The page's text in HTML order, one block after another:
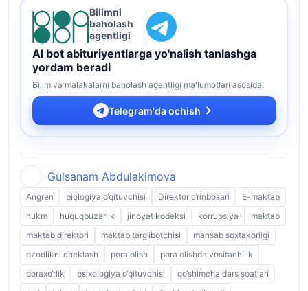
Bilimni
baholash
agentligi
AI bot abituriyentlarga yo'nalish tanlashga
yordam beradi
Bilim va malakalarni baholash agentligi ma'lumotlari asosida.
Telegram'da ochish
Gulsanam Abdulakimova
Angren biologiya o‘qituvchisi Direktor o‘rinbosari
E-maktab
hukm
huquqbuzarlik jinoyat kodeksi korrupsiya
maktab
maktab direktori
maktab targ‘ibotchisi
mansab soxtakorligi
ozodlikni cheklash
pora olish
pora olishda vositachilik
poraxo‘rlik
psixologiya o‘qituvchisi
qo‘shimcha dars soatlari